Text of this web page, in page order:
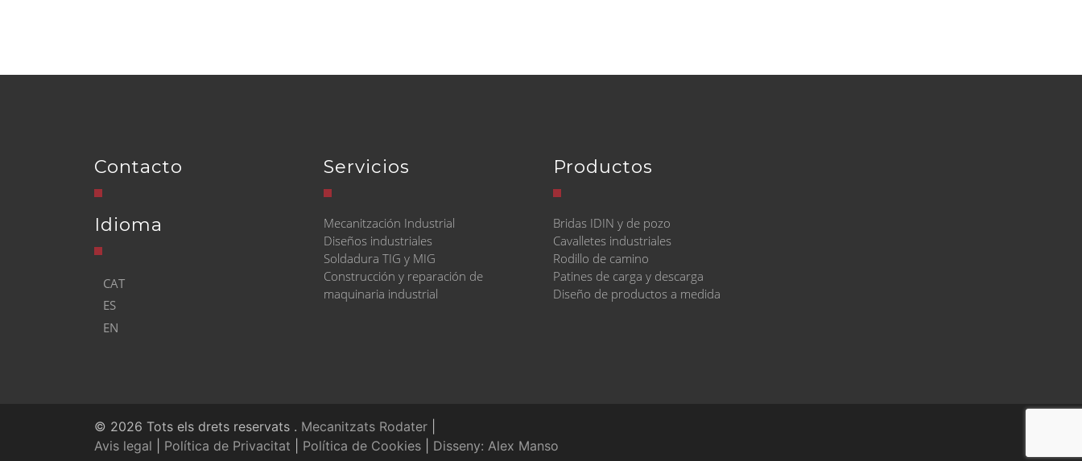
Contacto
Idioma
CAT
ES
EN
Servicios
Mecanitzación Industrial
Diseños industriales
Soldadura TIG y MIG
Construcción y reparación de
maquinaria industrial
Productos
Bridas IDIN y de pozo
Cavalletes industriales
Rodillo de camino
Patines de carga y descarga
Diseño de productos a medida
© 2026 Tots els drets reservats . Mecanitzats Rodater
Avis legal
Política de Privacitat Política de Cookies Disseny: Alex Manso